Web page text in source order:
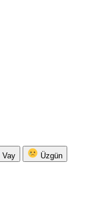
Vay Üzgün